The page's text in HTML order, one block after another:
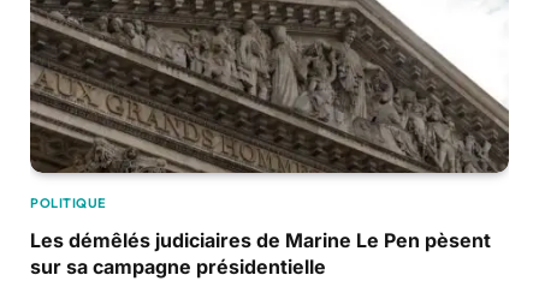
POLITIQUE
Les démêlés judiciaires de Marine Le Pen pèsent
sur sa campagne présidentielle